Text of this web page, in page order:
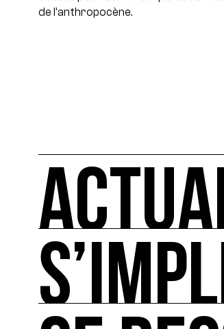
de l'anthropocène.
ACTUALITÉS
L'actualité française et
S’IMPLIQUER